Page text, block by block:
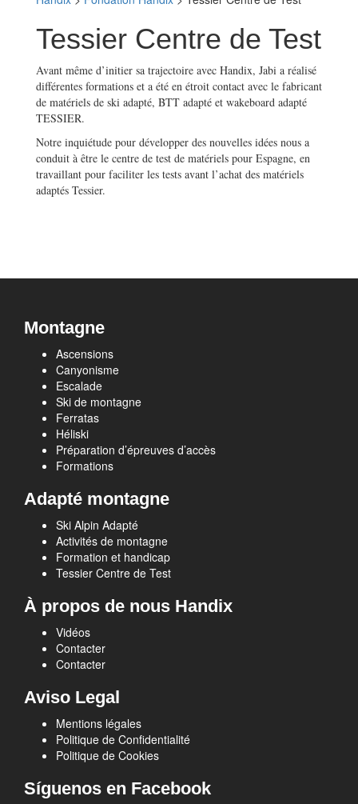
Tessier Centre de Test
Avant même d’initier sa trajectoire avec Handix, Jabi a réalisé
différentes formations et a été en étroit contact avec le fabricant
de matériels de ski adapté, BTT adapté et wakeboard adapté
TESSIER.
Notre inquiétude pour développer des nouvelles idées nous a
conduit à être le centre de test de matériels pour Espagne, en
travaillant pour faciliter les tests avant l’achat des matériels
adaptés Tessier.
Montagne
Ascensions
Canyonisme
Escalade
Ski de montagne
Ferratas
Héliski
Préparation d’épreuves d’accès
Formations
Adapté montagne
Ski Alpin Adapté
Activités de montagne
Formation et handicap
Tessier Centre de Test
À propos de nous Handix
Vidéos
Contacter
Contacter
Aviso Legal
Mentions légales
Politique de Confidentialité
Politique de Cookies
Síguenos en Facebook